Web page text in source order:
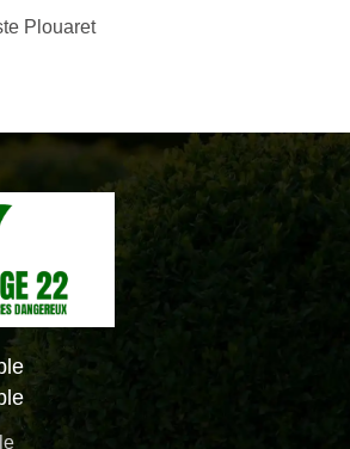
Plouaret